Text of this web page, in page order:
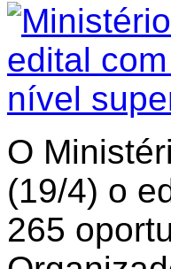
O
(19/4) o
265